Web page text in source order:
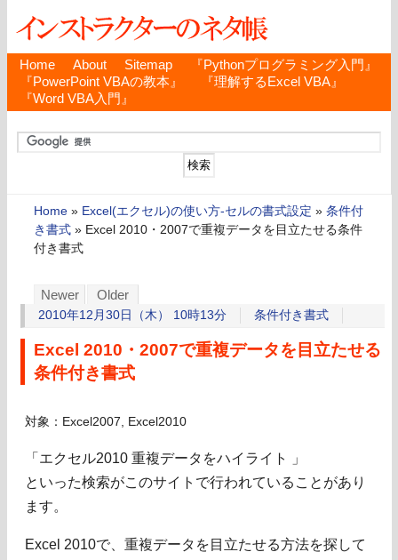
Home About Sitemap
『Pythonプログラミング入門』
『PowerPoint VBAの教本』
『理解するExcel VBA』
『Word VBA入門』
Home » Excel(エクセル)の使い方-セルの書式設定 » 条件付
き書式 » Excel 2010・2007で重複データを目立たせる条件
付き書式
Newer Older
2010年12月30日（木） 10時13分 条件付き書式
Excel 2010・2007で重複データを目立たせる
条件付き書式
対象：Excel2007, Excel2010
「エクセル2010 重複データをハイライト 」
といった検索がこのサイトで行われていることがあり
ます。
Excel 2010で、重複データを目立たせる方法を探して